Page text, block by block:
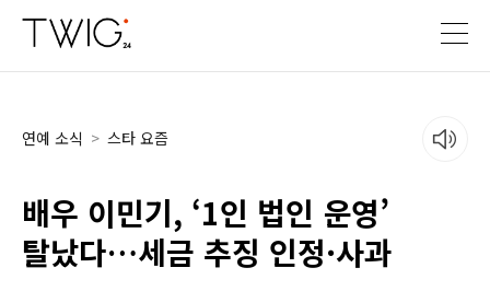
연예 소식 > 스타 요즘
배우 이민기, ‘1인 법인 운영’
탈났다…세금 추징 인정·사과